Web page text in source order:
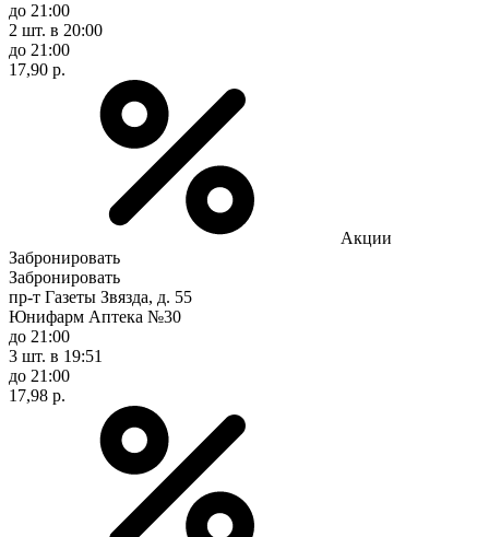
до 21:00
2 шт. в 20:00
до 21:00
17,90 р.
Акции
Забронировать
Забронировать
пр-т Газеты Звязда, д. 55
Юнифарм Аптека №30
до 21:00
3 шт. в 19:51
до 21:00
17,98 р.